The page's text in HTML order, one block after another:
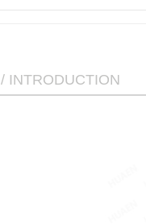
/ INTRODUCTION